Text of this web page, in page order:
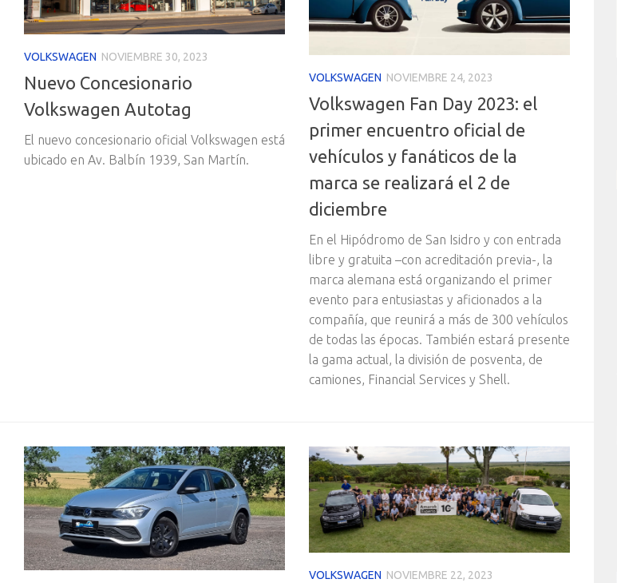
VOLKSWAGEN NOVIEMBRE 30, 2023
Nuevo Concesionario
Volkswagen Autotag
El nuevo concesionario oficial Volkswagen está
ubicado en Av. Balbín 1939, San Martín.
VOLKSWAGEN NOVIEMBRE 24, 2023
Volkswagen Fan Day 2023: el
primer encuentro oficial de
vehículos y fanáticos de la
marca se realizará el 2 de
diciembre
En el Hipódromo de San Isidro y con entrada
libre y gratuita –con acreditación previa-, la
marca alemana está organizando el primer
evento para entusiastas y aficionados a la
compañía, que reunirá a más de 300 vehículos
de todas las épocas. También estará presente
la gama actual, la división de posventa, de
camiones, Financial Services y Shell.
VOLKSWAGEN NOVIEMBRE 22, 2023